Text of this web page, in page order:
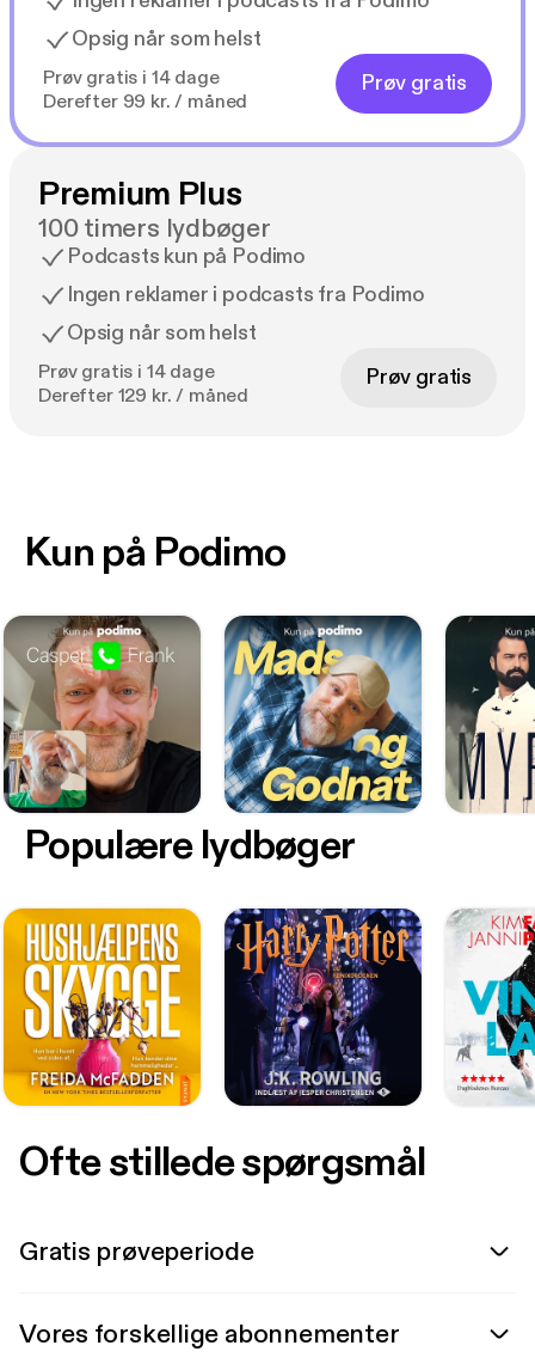
Opsig når som helst
Prøv gratis i 14 dage
Derefter 99 kr. / måned
Prøv gratis
Premium Plus
100 timers lydbøger
Podcasts kun på Podimo
Ingen reklamer i podcasts fra Podimo
Opsig når som helst
Prøv gratis i 14 dage
Derefter 129 kr. / måned
Prøv gratis
Kun på Podimo
Populære lydbøger
Ofte stillede spørgsmål
Gratis prøveperiode
Vores forskellige abonnementer